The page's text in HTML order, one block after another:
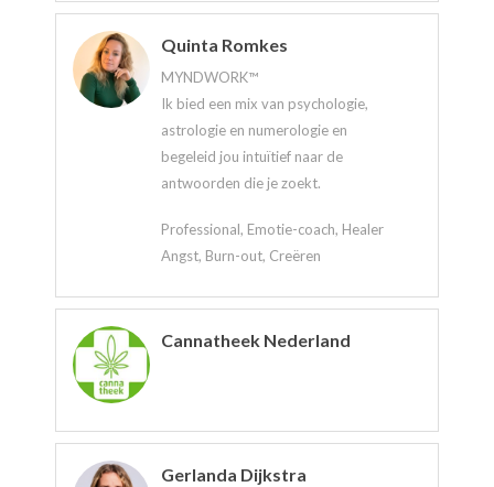
Quinta Romkes
MYNDWORK™
Ik bied een mix van psychologie,
astrologie en numerologie en
begeleid jou intuïtief naar de
antwoorden die je zoekt.
Professional, Emotie-coach, Healer
Angst, Burn-out, Creëren
Cannatheek Nederland
Gerlanda Dijkstra